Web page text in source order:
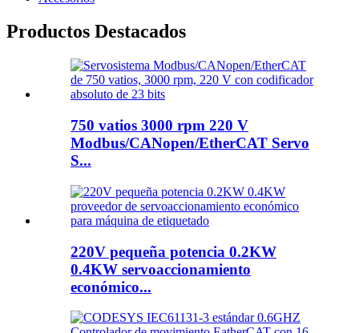
Productos Destacados
750 vatios 3000 rpm 220 V
Modbus/CANopen/EtherCAT Servo
S...
220V pequeña potencia 0.2KW
0.4KW servoaccionamiento
económico...